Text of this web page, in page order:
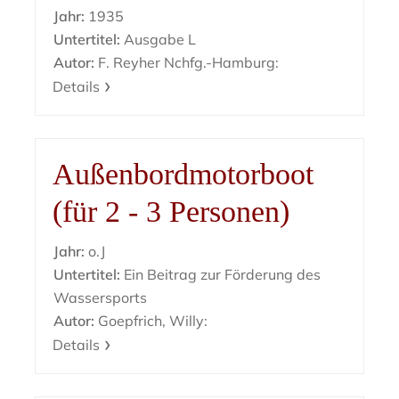
Jahr: 1935
Untertitel: Ausgabe L
Autor: F. Reyher Nchfg.-Hamburg:
Details
Außenbordmotorboot
(für 2 - 3 Personen)
Jahr: o.J
Untertitel: Ein Beitrag zur Förderung des
Wassersports
Autor: Goepfrich, Willy:
Details